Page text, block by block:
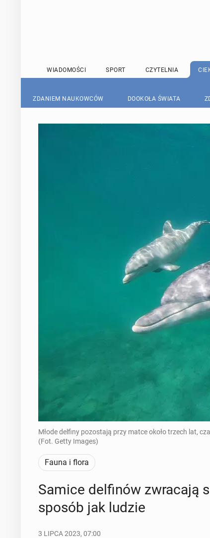
WIADOMOŚCI SPORT CZYTELNIA
ZDANIEM NAUKOWCÓW DOOKOŁA ŚWIATA
Młode delfiny pozostają przy matce około trzech lat,
(Fot. Getty Images)
Fauna i flora
Samice del­fi­nów zwra­ca­ją
sposób jak ludzie
3 LIPCA 2023, 07:00